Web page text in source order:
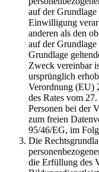
auf der
Einwilligung
anderen als den
auf der
Grundlage
Zweck vereinbar
ursprünglich
Verordnung (EU)
des Rates vom
Personen bei der
zum freien
95/46/EG, im
Die
die Erfüllung des